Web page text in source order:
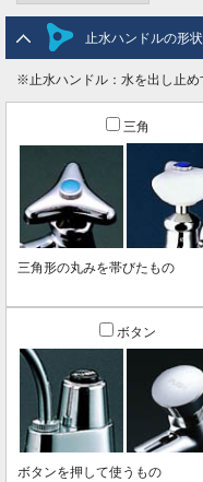
止水ハンドルの形状
※止水ハンドル：水を出し止
三角
三角形の丸みを帯びたもの
ボタン
ボタンを押して使うもの